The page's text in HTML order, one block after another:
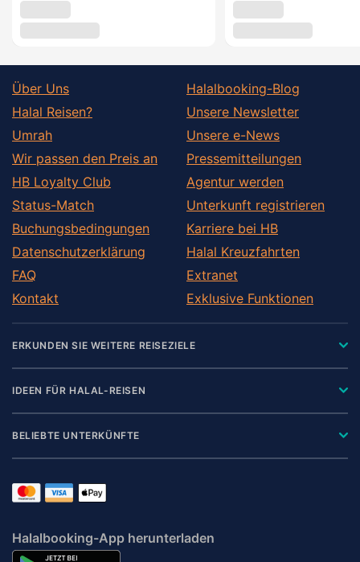
Über Uns
Halal Reisen?
Umrah
Wir passen den Preis an
HB Loyalty Club
Status-Match
Buchungsbedingungen
Datenschutzerklärung
FAQ
Kontakt
Halalbooking-Blog
Unsere Newsletter
Unsere e-News
Pressemitteilungen
Agentur werden
Unterkunft registrieren
Karriere bei HB
Halal Kreuzfahrten
Extranet
Exklusive Funktionen
ERKUNDEN SIE WEITERE REISEZIELE
IDEEN FÜR HALAL-REISEN
BELIEBTE UNTERKÜNFTE
Halalbooking-App herunterladen